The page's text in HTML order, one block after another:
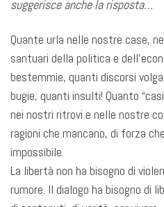
suggerisce anche la risposta…
Quante urla nelle nostre case,
santuari della politica e
bestemmie, quanti discorsi
bugie, quanti insulti! Quanto
nei nostri ritrovi e nelle nostre
ragioni che mancano, di forza
impossibile.
La libertà non ha bisogno di
rumore. Il dialogo ha bisogno di